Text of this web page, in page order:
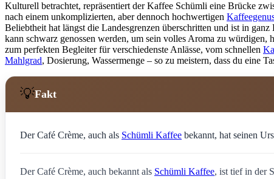
Kulturell betrachtet, repräsentiert der Kaffee Schümli eine Brücke
nach einem unkomplizierten, aber dennoch hochwertigen
Beliebtheit hat längst die Landesgrenzen überschritten und ist in
kann schwarz genossen werden, um sein volles Aroma zu
zum perfekten Begleiter für verschiedenste Anlässe, vom schnellen
Mahlgrad, Dosierung, Wassermenge – so zu meistern, dass du eine
💡Fakt
Der Café Crème, auch als Schümli Kaffee bekannt, hat seinen
Der Café Crème, auch bekannt als Schümli Kaffee, ist tief in der